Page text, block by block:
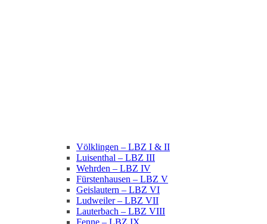
Völklingen – LBZ I & II
Luisenthal – LBZ III
Wehrden – LBZ IV
Fürstenhausen – LBZ V
Geislautern – LBZ VI
Ludweiler – LBZ VII
Lauterbach – LBZ VIII